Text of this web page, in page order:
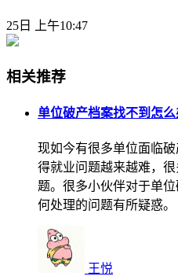
25日 上午10:47
相关推荐
单位破产档案找不到怎么
现如今有很多单位面临
得就业问题越来越难，
题。很多小伙伴对于单
何处理的问题有所疑惑
王悦